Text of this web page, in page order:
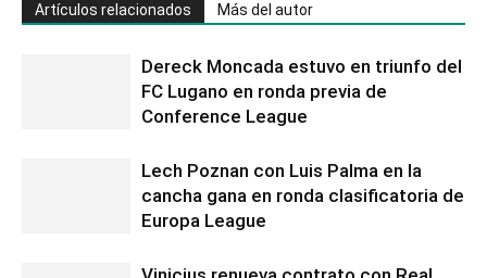
Artículos relacionados Más del autor
Dereck Moncada estuvo en triunfo del
FC Lugano en ronda previa de
Conference League
Lech Poznan con Luis Palma en la
cancha gana en ronda clasificatoria de
Europa League